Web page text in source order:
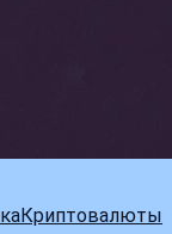
Криптовалюты